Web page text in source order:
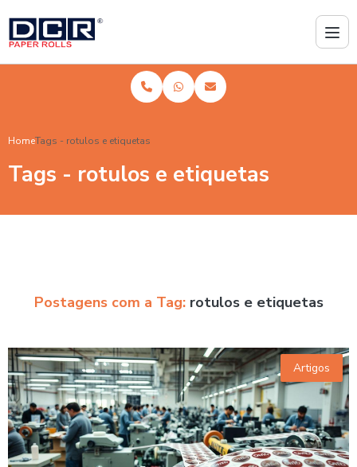
HomeTags - rotulos e etiquetas
Tags - rotulos e etiquetas
Postagens com a Tag: rotulos e etiquetas
Artigos